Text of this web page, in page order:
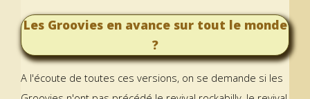
Les Groovies en avance sur tout le monde
?
A l'écoute de toutes ces versions, on se demande si les